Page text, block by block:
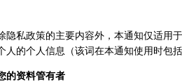
隐私政策的主要内容外，本通知仅适用
人的个人信息（该词在本通知使用时包
的资料管有者